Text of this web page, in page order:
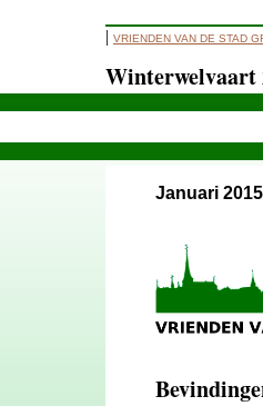
Januari 2015
| VRIENDEN VAN DE STAD
Winterwelvaart